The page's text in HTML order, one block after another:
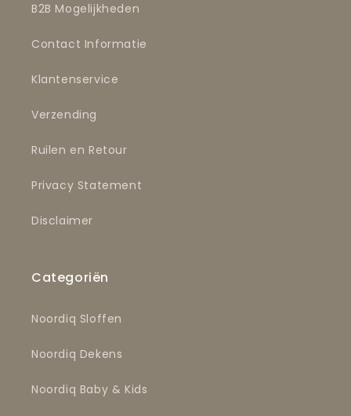
B2B Mogelijkheden
Contact Informatie
Klantenservice
Verzending
Ruilen en Retour
Privacy Statement
Disclaimer
Categoriën
Noordiq Sloffen
Noordiq Dekens
Noordiq Baby & Kids